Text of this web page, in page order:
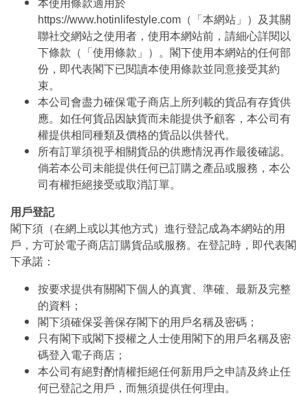
本使用條款適用於
https://www.hotinlifestyle.com（「本網站」）及其關
聯社交網站之使用者，使用本網站前，請細心詳閱以
下條款（「使用條款」）。閣下使用本網站的任何部
份，即代表閣下已閱讀本使用條款並同意接受其約
束。
本公司會盡力確保電子商店上所列載的貨品有存貨供
應。如任何貨品因缺貨而未能提供予顧客，本公司有
權提供相同種類及價格的貨品以供替代。
所有訂單須視乎相關貨品的供應情況再作最後確認。
倘若本公司未能提供任何已訂購之產品或服務，本公
司有權拒絕接受或取消訂單。
用戶登記
閣下須（在網上或以其他方式）進行登記成為本網站的用
戶，方可於電子商店訂購貨品或服務。在登記時，即代表閣
下承諾：
按要求提供有關閣下個人的真實、準確、最新及完整
的資料；
閣下須確保妥善保存閣下的用戶名稱及密碼；
只有閣下或閣下授權之人士使用閣下的用戶名稱及密
碼登入電子商店；
本公司有絕對酌情權拒絕任何新用戶之申請及終止任
何已登記之用戶，而無須提供任何理由。